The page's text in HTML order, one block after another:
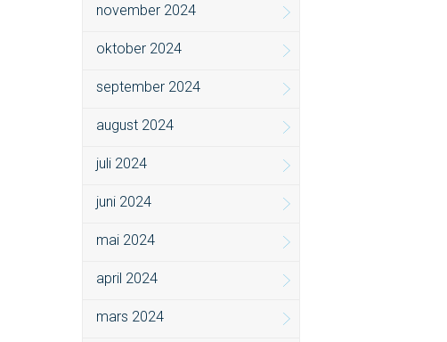
november 2024
oktober 2024
september 2024
august 2024
juli 2024
juni 2024
mai 2024
april 2024
mars 2024